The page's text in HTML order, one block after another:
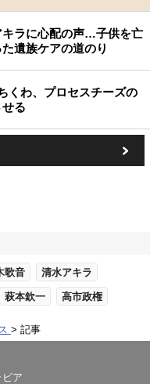
ラに心配の声…子供を亡
遺族ケアの道のり
くわ、プロセスチーズの
る
歌音 清水アキラ
萩本欽一 高市政権
記事
ビア